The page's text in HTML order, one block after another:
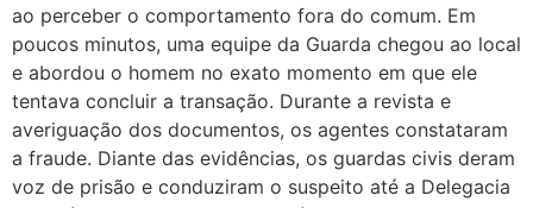
ao perceber o comportamento fora do comum. Em
poucos minutos, uma equipe da Guarda chegou ao local
e abordou o homem no exato momento em que ele
tentava concluir a transação. Durante a revista e
averiguação dos documentos, os agentes constataram
a fraude. Diante das evidências, os guardas civis deram
voz de prisão e conduziram o suspeito até a Delegacia